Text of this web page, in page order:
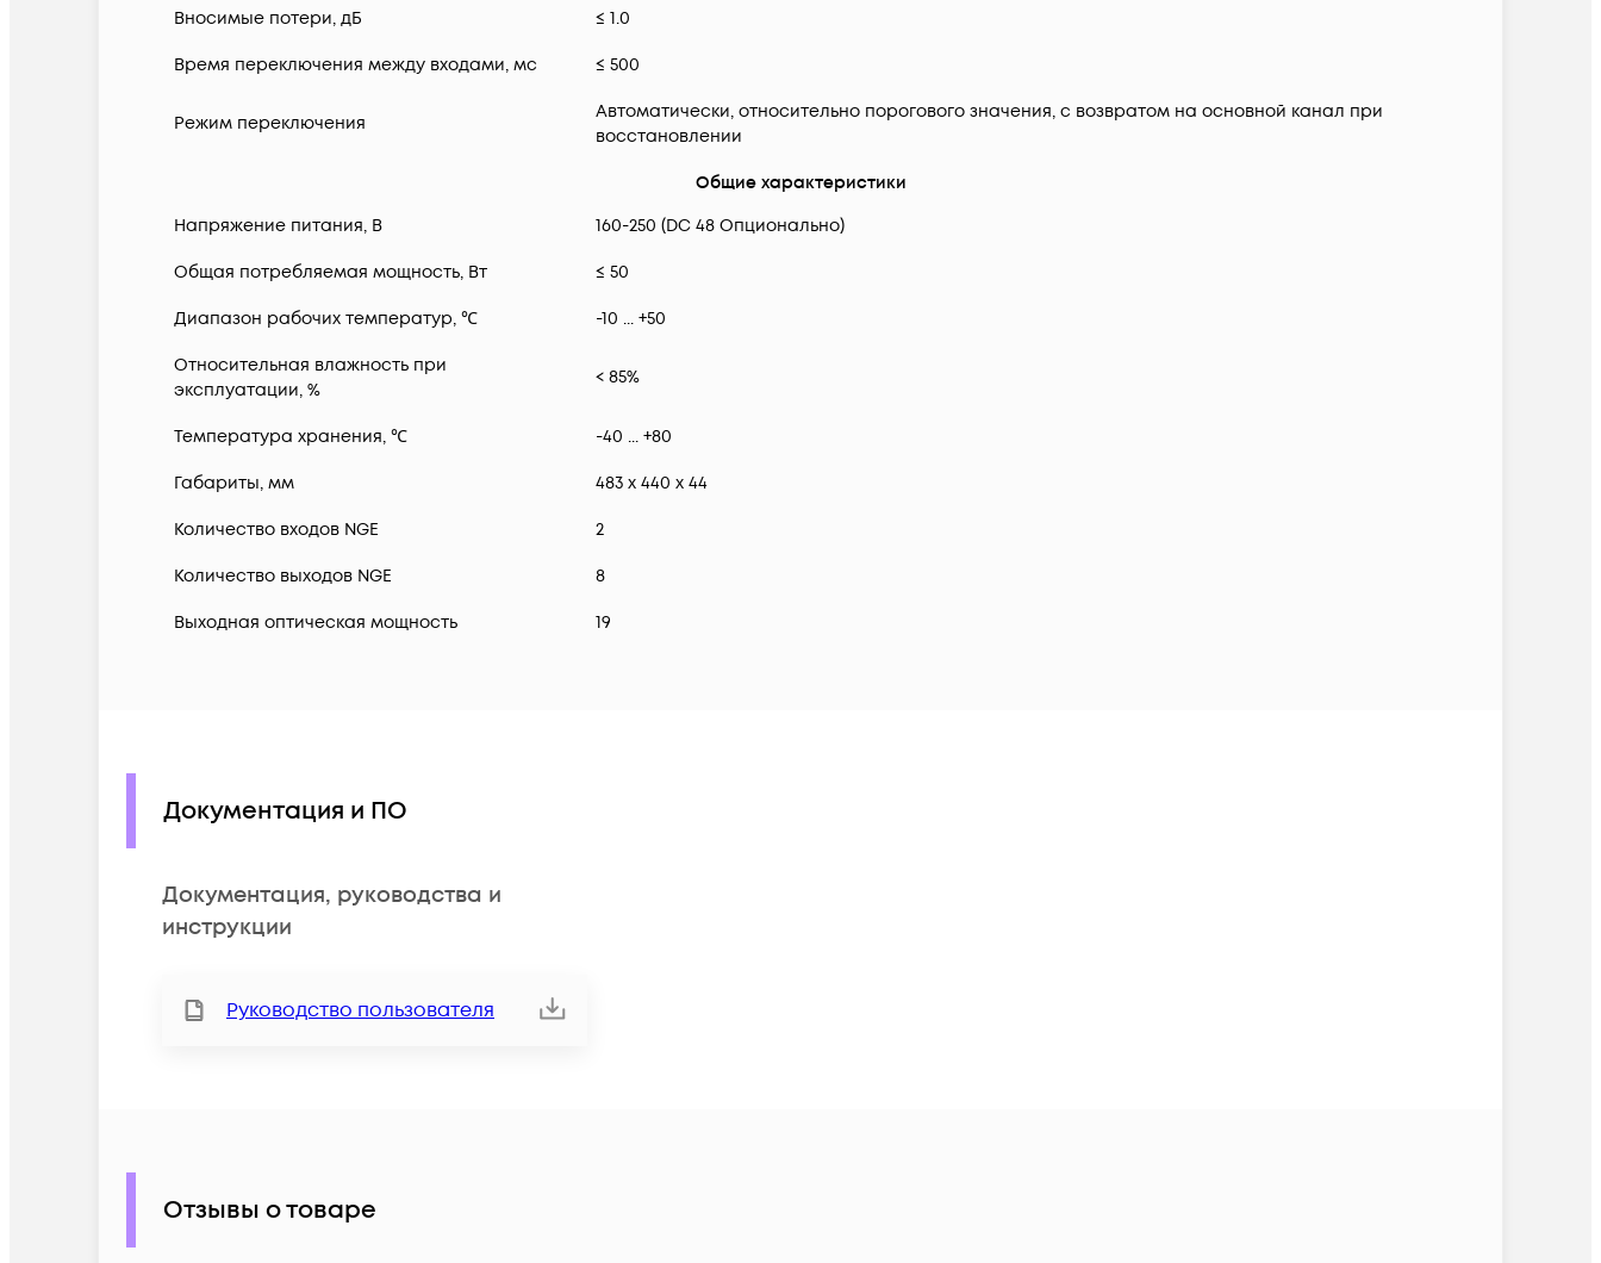
Вносимые потери, дБ
≤ 1.0
Время переключения между входами, мс ≤ 500
Режим переключения
Автоматически, относительно порогового значения, с возвратом на основной канал при
восстановлении
Общие характеристики
Напряжение питания, В
160-250 (DC 48 Опционально)
Общая потребляемая мощность, Вт ≤ 50
Диапазон рабочих температур, ℃ -10 ... +50
Относительная влажность при
эксплуатации, %
< 85%
Температура хранения, ℃ -40 ... +80
Габариты, мм 483 x 440 x 44
Количество входов NGE 2
Количество выходов NGE 8
Выходная оптическая мощность 19
Документация и ПО
Документация, руководства и
инструкции
Руководство пользователя
Отзывы о товаре